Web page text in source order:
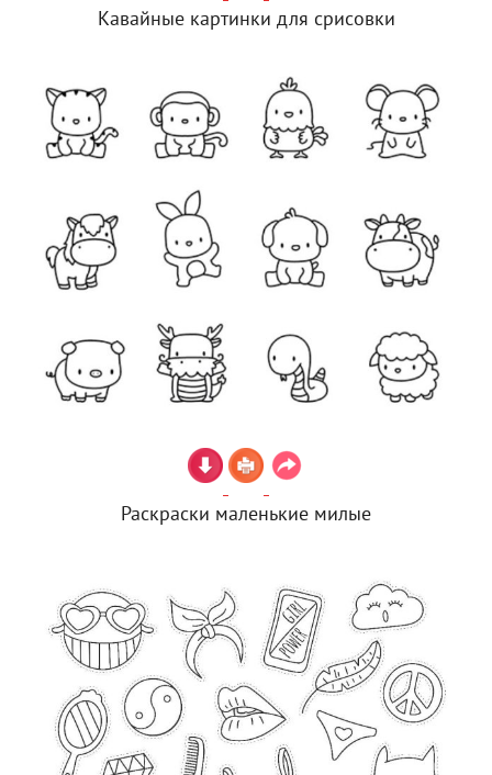
Кавайные картинки для срисовки
Раскраски маленькие милые